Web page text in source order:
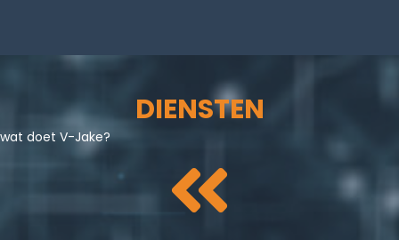
DIENSTEN
wat doet V-Jake?